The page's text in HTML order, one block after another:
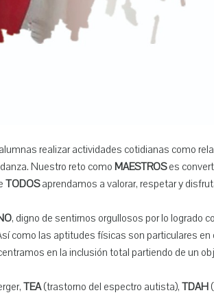
realizar actividades cotidianas como
Nuestro reto como MAESTROSes
TODOSaprendamos a valorar, respetar y
, digno de sentirnos orgullosos por lo logrado
como las aptitudes físicas son particulares
en la inclusión total partiendo de un
TEA(trastorno del espectro autista), TDAH